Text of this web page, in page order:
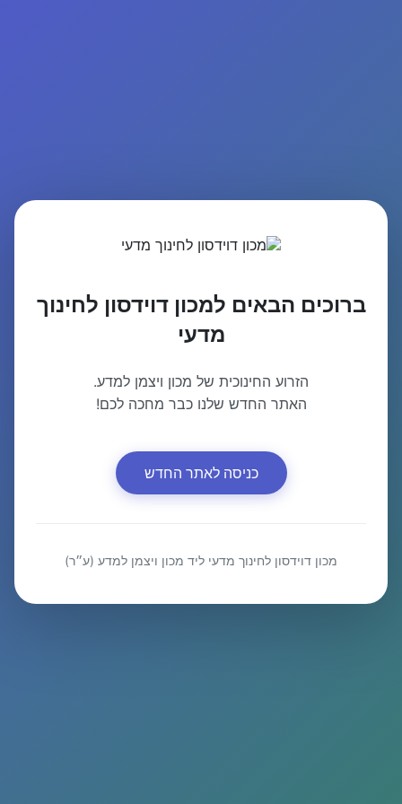
ברוכים הבאים למכון דוידסון לחינוך
מדעי
הזרוע החינוכית של מכון ויצמן למדע.
האתר החדש שלנו כבר מחכה לכם!
כניסה לאתר החדש
מכון דוידסון לחינוך מדעי ליד מכון ויצמן למדע (ע״ר)